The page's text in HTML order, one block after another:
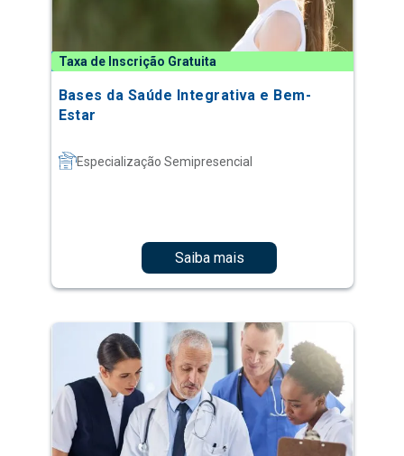
Taxa de Inscrição Gratuita
Bases da Saúde Integrativa e Bem-
Estar
Especialização Semipresencial
Saiba mais